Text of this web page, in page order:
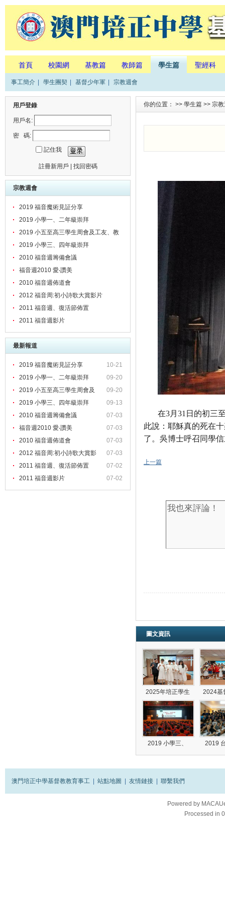
首頁 校園網 基教篇 教師篇 學生篇 聖經科
事工簡介 學生團契 基督少年軍 宗教週會
用戶登錄
用戶名:
密 碼:
記住我
註冊新用戶 找回密碼
宗教週會
2019 福音魔術見証分享
2019 小學一、二年級崇拜
2019 小五至高三學生周會及工友、教
職員靈修會
2019 小學三、四年級崇拜
2010 福音週籌備會議
福音週2010 愛‧讚美
2010 福音週佈道會
2012 福音周:初小詩歌大賞影片
2011 福音週、復活節佈置
2011 福音週影片
最新報道
10-21
2019 福音魔術見証分享
09-20
2019 小學一、二年級崇拜
09-20
2019 小五至高三學生周會及
09-13
2019 小學三、四年級崇拜
07-03
2010 福音週籌備會議
07-03
福音週2010 愛‧讚美
07-03
2010 福音週佈道會
07-03
2012 福音周:初小詩歌大賞影
07-02
2011 福音週、復活節佈置
07-02
2011 福音週影片
你的位置： >> 學生篇 >> 宗
在3月31 日 的初三
此說：耶穌真的死在
了。吳博士呼召同學
上一篇
圖文資訊
2025年培正學生 2024基
2019 小學三、 2019
澳門培正中學基督教教育事工 | 站點地圖 | 友情鏈接 | 聯繫我們
Powered by
Processed in